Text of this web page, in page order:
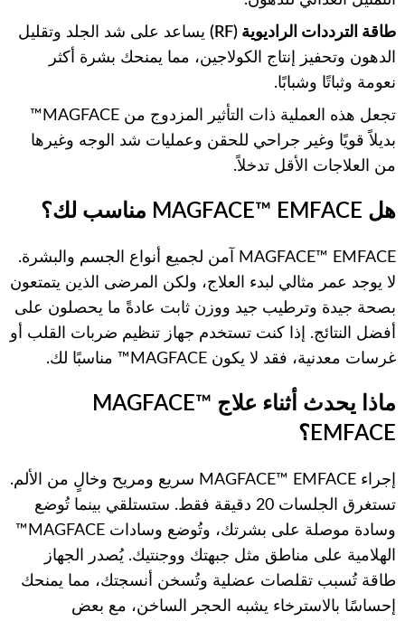
طاقة الترددات الراديوية (RF)
يساعد على شد الجلد وتقليل
الدهون وتحفيز إنتاج الكولاجين، مما يمنحك بشرة أكثر
نعومة وثباتًا وشبابًا.
تجعل هذه العملية ذات التأثير المزدوج من MAGFACE™
بديلاً قويًا وغير جراحي للحقن وعمليات شد الوجه وغيرها
من العلاجات الأقل تدخلاً.
هل MAGFACE™ EMFACE مناسب لك؟
MAGFACE™ EMFACE آمن لجميع أنواع الجسم والبشرة.
لا يوجد عمر مثالي لبدء العلاج، ولكن المرضى الذين يتمتعون
بصحة جيدة وترطيب جيد ووزن ثابت عادةً ما يحصلون على
أفضل النتائج. إذا كنت تستخدم جهاز تنظيم ضربات القلب أو
غرسات معدنية، فقد لا يكون MAGFACE™ مناسبًا لك.
ماذا يحدث أثناء علاج MAGFACE™
EMFACE؟
إجراء MAGFACE™ EMFACE سريع ومريح وخالٍ من الألم.
تستغرق الجلسات 20 دقيقة فقط. ستستلقي بينما تُوضع
وسادة موصلة على بشرتك، وتُوضع وسادات MAGFACE™
الهلامية على مناطق مثل جبهتك ووجنتيك. يُصدر الجهاز
طاقة تُسبب تقلصات عضلية وتُسخن أنسجتك، مما يمنحك
إحساسًا بالاسترخاء يشبه الحجر الساخن، مع بعض